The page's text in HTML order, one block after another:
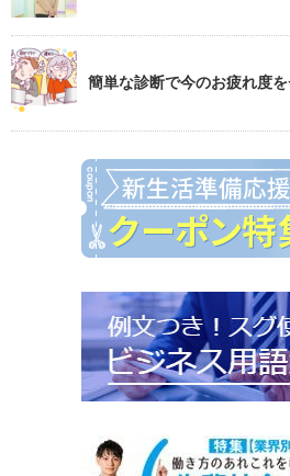
簡単な診断で今のお疲れ度を